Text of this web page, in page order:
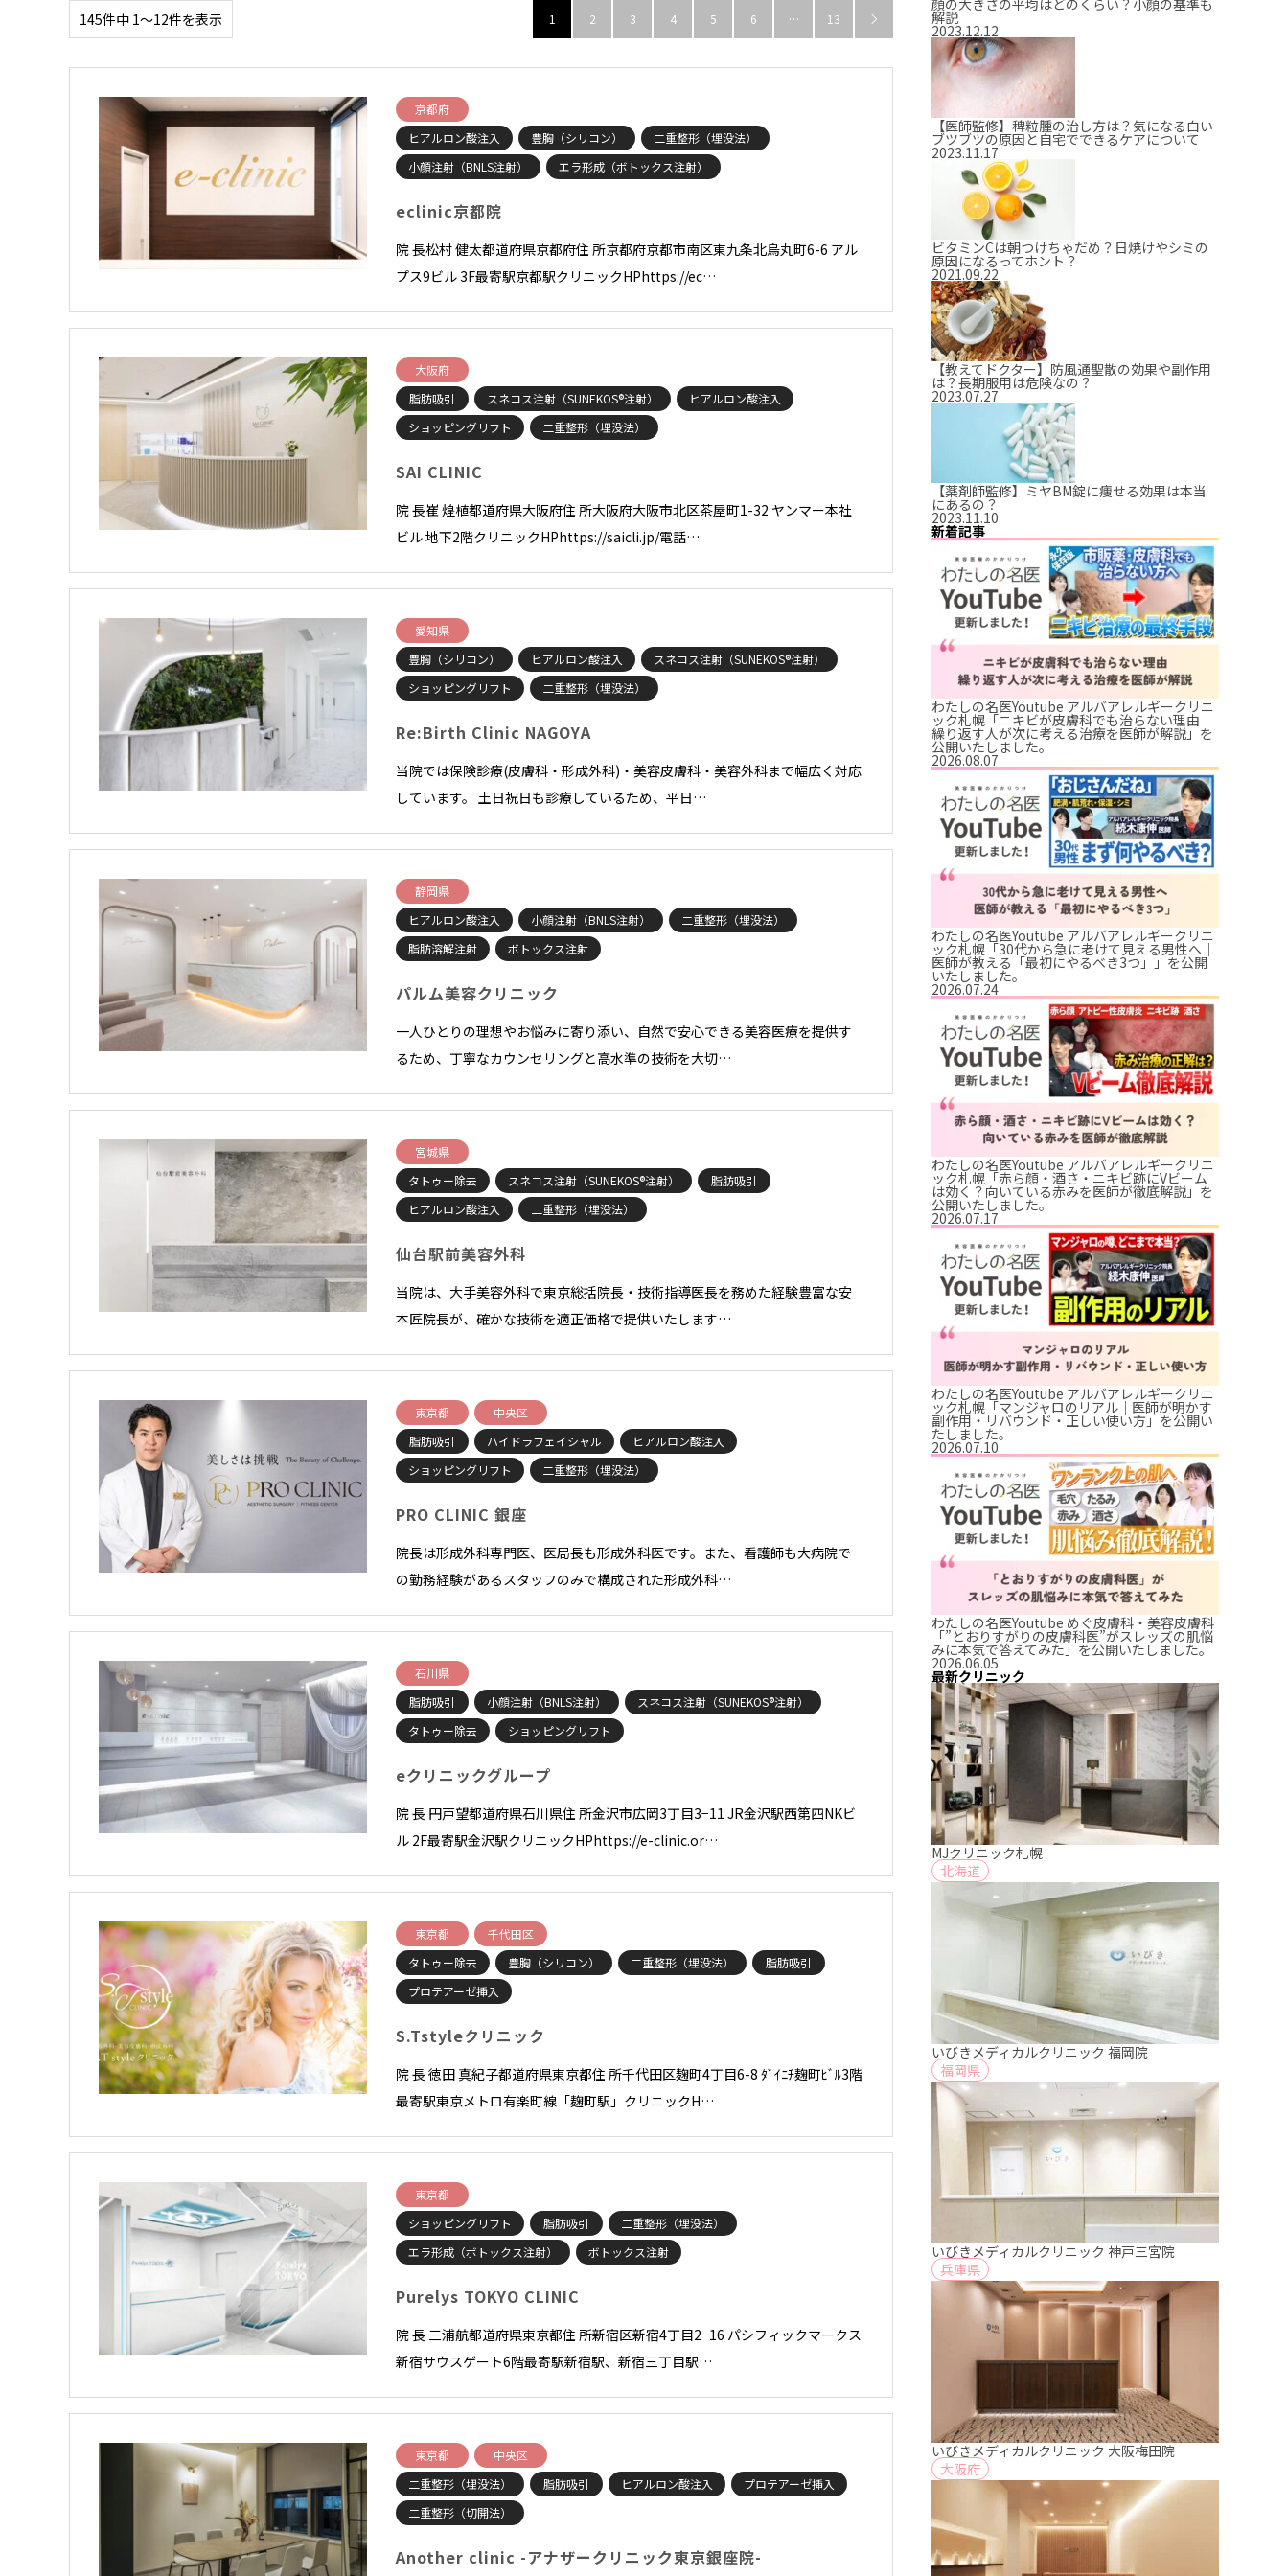
145件中 1〜12件を表示 1 2 3 4 5 6 … 13 
京都府
ヒアルロン酸注入
豊胸（シリコン）
二重整形（埋没法）
小顔注射（BNLS注射）
エラ形成（ボトックス注射）
eclinic京都院
院 長松村 健太都道府県京都府住 所京都府京都市南区東九条北烏丸町6-6 アル
プス9ビル 3F最寄駅京都駅クリニックHPhttps://ec…
大阪府
脂肪吸引
スネコス注射（SUNEKOS®注射）
ヒアルロン酸注入
ショッピングリフト
二重整形（埋没法）
SAI CLINIC
院 長崔 煌植都道府県大阪府住 所大阪府大阪市北区茶屋町1-32 ヤンマー本社
ビル 地下2階クリニックHPhttps://saicli.jp/電話…
愛知県
豊胸（シリコン）
ヒアルロン酸注入
スネコス注射（SUNEKOS®注射）
ショッピングリフト
二重整形（埋没法）
Re:Birth Clinic NAGOYA
当院では保険診療(皮膚科・形成外科)・美容皮膚科・美容外科まで幅広く対応
しています。 土日祝日も診療しているため、平日…
静岡県
ヒアルロン酸注入
小顔注射（BNLS注射）
二重整形（埋没法）
脂肪溶解注射
ボトックス注射
パルム美容クリニック
一人ひとりの理想やお悩みに寄り添い、自然で安心できる美容医療を提供す
るため、丁寧なカウンセリングと高水準の技術を大切…
宮城県
タトゥー除去
スネコス注射（SUNEKOS®注射）
脂肪吸引
ヒアルロン酸注入
二重整形（埋没法）
仙台駅前美容外科
当院は、大手美容外科で東京総括院長・技術指導医長を務めた経験豊富な安
本匠院長が、確かな技術を適正価格で提供いたします…
東京都
中央区
脂肪吸引
ハイドラフェイシャル
ヒアルロン酸注入
ショッピングリフト
二重整形（埋没法）
PRO CLINIC 銀座
院長は形成外科専門医、医局長も形成外科医です。また、看護師も大病院で
の勤務経験があるスタッフのみで構成された形成外科…
石川県
脂肪吸引
小顔注射（BNLS注射）
スネコス注射（SUNEKOS®注射）
タトゥー除去
ショッピングリフト
eクリニックグループ
院 長 円戸望都道府県石川県住 所金沢市広岡3丁目3−11 JR金沢駅西第四NKビ
ル 2F最寄駅金沢駅クリニックHPhttps://e-clinic.or…
東京都
千代田区
タトゥー除去
豊胸（シリコン） 二重整形（埋没法）
脂肪吸引
プロテアーゼ挿入
S.Tstyleクリニック
院 長 徳田 真紀子都道府県東京都住 所千代田区麹町4丁目6-8 ﾀﾞｲﾆﾁ麹町ﾋﾞﾙ3階
最寄駅東京メトロ有楽町線「麹町駅」クリニックH…
東京都
ショッピングリフト
脂肪吸引
二重整形（埋没法）
エラ形成（ボトックス注射）
ボトックス注射
Purelys TOKYO CLINIC
院 長 三浦航都道府県東京都住 所新宿区新宿4丁目2−16 パシフィックマークス
新宿サウスゲート6階最寄駅新宿駅、新宿三丁目駅…
東京都
中央区
二重整形（埋没法）
脂肪吸引 ヒアルロン酸注入
プロテアーゼ挿入
二重整形（切開法）
Another clinic -アナザークリニック東京銀座院-
顔の大きさの平均はどのくらい？小顔の基準も
解説
2023.12.12
【医師監修】稗粒腫の治し方は？気になる白い
ブツブツの原因と自宅でできるケアについて
2023.11.17
ビタミンCは朝つけちゃだめ？日焼けやシミの
原因になるってホント？
2021.09.22
【教えてドクター】防風通聖散の効果や副作用
は？長期服用は危険なの？
2023.07.27
【薬剤師監修】ミヤBM錠に痩せる効果は本当
にあるの？
2023.11.10
新着記事
わたしの名医Youtube アルバアレルギークリニ
ック札幌「ニキビが皮膚科でも治らない理由｜
繰り返す人が次に考える治療を医師が解説」を
公開いたしました。
2026.08.07
わたしの名医Youtube アルバアレルギークリニ
ック札幌「30代から急に老けて見える男性へ｜
医師が教える「最初にやるべき3つ」」を公開
いたしました。
2026.07.24
わたしの名医Youtube アルバアレルギークリニ
ック札幌「赤ら顔・酒さ・ニキビ跡にVビーム
は効く？向いている赤みを医師が徹底解説」を
公開いたしました。
2026.07.17
わたしの名医Youtube アルバアレルギークリニ
ック札幌「マンジャロのリアル｜医師が明かす
副作用・リバウンド・正しい使い方」を公開い
たしました。
2026.07.10
わたしの名医Youtube めぐ皮膚科・美容皮膚科
「”とおりすがりの皮膚科医”がスレッズの肌悩
みに本気で答えてみた」を公開いたしました。
2026.06.05
最新クリニック
MJクリニック札幌
北海道
いびきメディカルクリニック 福岡院
福岡県
いびきメディカルクリニック 神戸三宮院
兵庫県
いびきメディカルクリニック 大阪梅田院
大阪府